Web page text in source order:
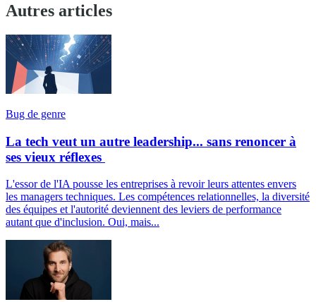
Autres articles
Bug de genre
La tech veut un autre leadership... sans renoncer à
ses vieux réflexes
L'essor de l'IA pousse les entreprises à revoir leurs attentes envers
les managers techniques. Les compétences relationnelles, la diversité
des équipes et l'autorité deviennent des leviers de performance
autant que d'inclusion. Oui, mais...